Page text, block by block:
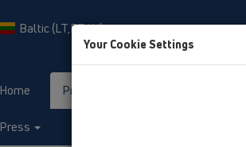
Baltic (LT,ET,LV)
Home Products
Press
Your Cookie Settings